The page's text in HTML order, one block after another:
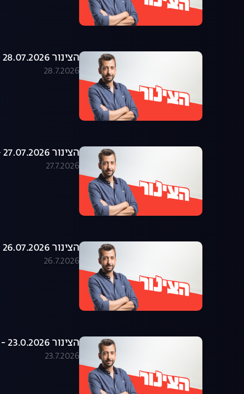
הצינור 28.07.2026 - התוכנית המלאה
28.7.2026
הצינור 27.07.2026 - התוכנית המלאה
27.7.2026
הצינור 26.07.2026 - התוכנית המלאה
26.7.2026
הצינור 23.0.2026 - התוכנית המלאה
23.7.2026